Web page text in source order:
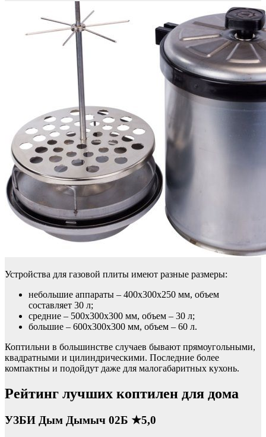
Устройства для газовой плиты имеют разные размеры:
небольшие аппараты – 400х300х250 мм, объем
составляет 30 л;
средние – 500х300х300 мм, объем – 30 л;
большие – 600х300х300 мм, объем – 60 л.
Коптильни в большинстве случаев бывают прямоугольными,
квадратными и цилиндрическими. Последние более
компактны и подойдут даже для малогабаритных кухонь.
Рейтинг лучших коптилен для дома
УЗБИ Дым Дымыч 02Б ★5,0